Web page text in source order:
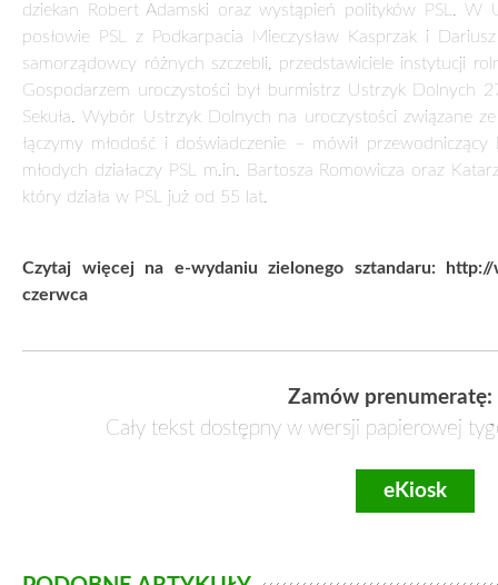
dziekan Robert Adamski oraz wystąpień polityków PSL.
posłowie PSL z Podkarpacia Mieczysław Kasprzak i
samorządowcy różnych szczebli, przedstawiciele instytucji
Gospodarzem uroczystości był burmistrz Ustrzyk Dolnych
Sekuła. Wybór Ustrzyk Dolnych na uroczystości związane
łączymy młodość i doświadczenie – mówił
młodych działaczy PSL m.in. Bartosza Romowicza oraz
który działa w PSL już od 55 lat.
Czytaj więcej na e-wydaniu zielonego sztandaru: http://
czerwca
Zamów prenumeratę:
Cały tekst dostępny w wersji papierowej
eKiosk